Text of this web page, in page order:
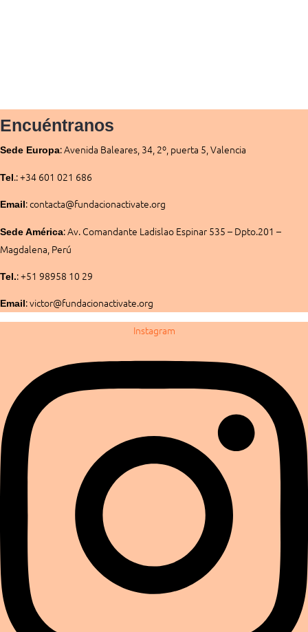
Encuéntranos
Sede Europa:Avenida Baleares, 34, 2º, puerta 5, Valencia
Tel.: +34 601 021 686
Email : contacta@fundacionactivate.org
Sede América:Av. Comandante Ladislao Espinar 535 – Dpto.201 –
Magdalena, Perú
Tel.: +51 98958 10 29
Email : victor@fundacionactivate.org
Instagram